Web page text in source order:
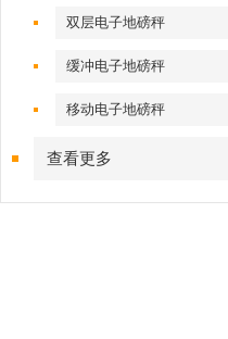
双层电子地磅秤
缓冲电子地磅秤
移动电子地磅秤
查看更多